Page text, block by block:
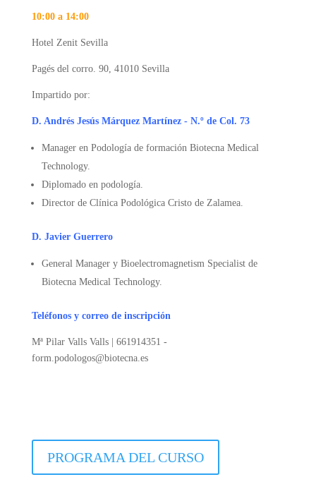
10:00 a 14:00
Hotel Zenit Sevilla
Pagés del corro. 90, 41010 Sevilla
Impartido por:
D. Andrés Jesús Márquez Martínez - N.º de Col. 73
Manager en Podología de formación Biotecna Medical
Technology.
Diplomado en podología.
Director de Clínica Podológica Cristo de Zalamea.
D. Javier Guerrero
General Manager y Bioelectromagnetism Specialist de
Biotecna Medical Technology.
Teléfonos y correo de inscripción
Mª Pilar Valls Valls | 661914351 -
form.podologos@biotecna.es
PROGRAMA DEL CURSO